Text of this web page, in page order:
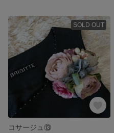
SOLD OUT
コサージュ⑬